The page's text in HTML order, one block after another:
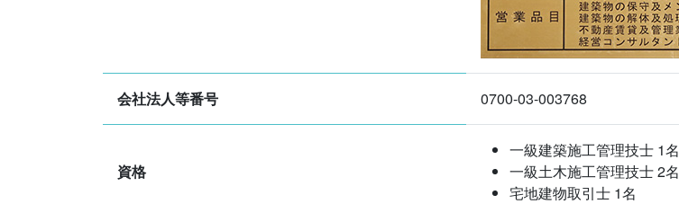
会社法人等番号 0700-03-003768
資格
一級建築施工管理技士 1名
一級土木施工管理技士 2名
宅地建物取引士 1名